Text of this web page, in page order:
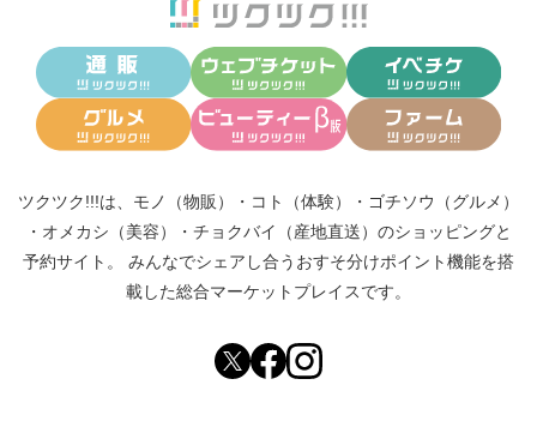
ツクツク!!!は、 モノ（物販） ・ コト（体験） ・ ゴチソウ（グルメ）
・ オメカシ（美容） ・ チョクバイ（産地直送） のショッピングと
予約サイト。
みんなでシェアし合う おすそ分けポイント機能を搭
載した総合マーケットプレイスです。